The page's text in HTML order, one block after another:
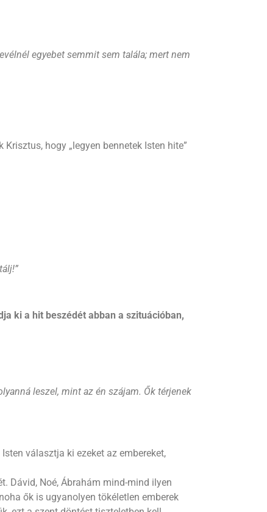
egyebet semmit sem talála; mert nem
hogy „legyen bennetek Isten hite”
”
ki a hit beszédét abban a szituációban,
leszel, mint az én szájam. Ők térjenek
választja ki ezeket az embereket,
Dávid, Noé, Ábrahám mind-mind ilyen
ők is ugyanolyen tökéletlen emberek